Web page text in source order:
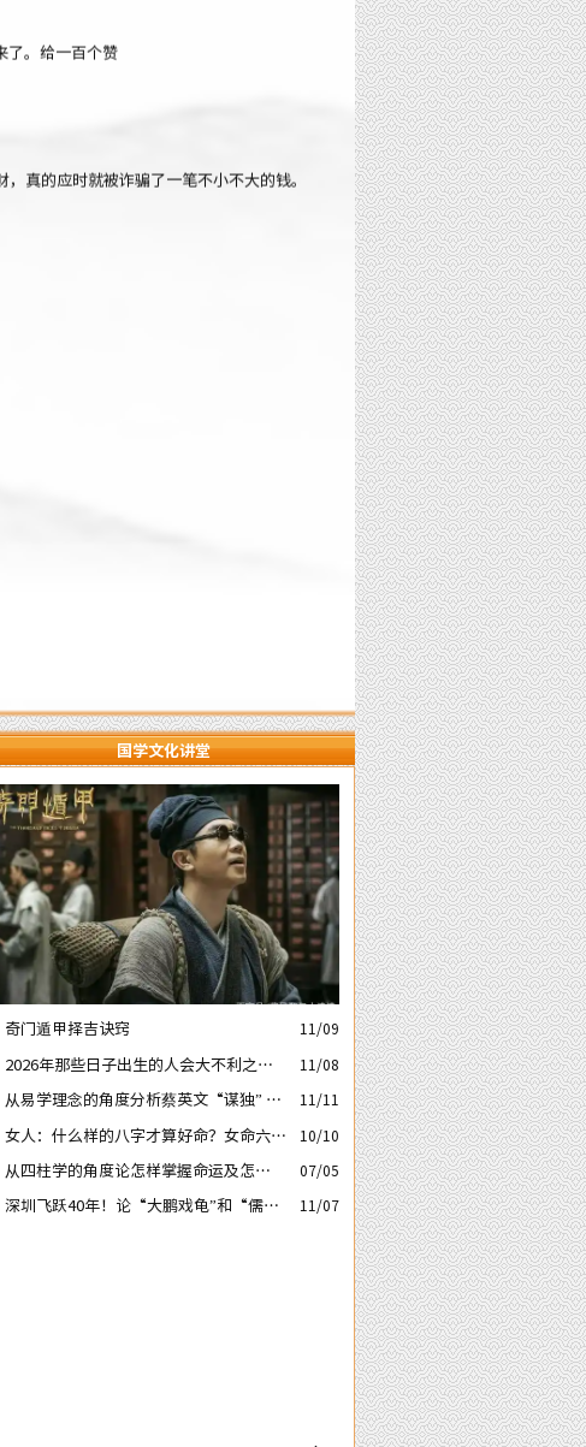
真的应时就被诈骗了一笔不小不大的钱。
国学文化讲堂
奇门遁甲择吉诀窍 11/09
2026年那些日子出生的人会大不利之
四：‘庚子’ 日元
11/08
从易学理念的角度分析蔡英文“谋独” 之
路还能走多远？
11/11
女人：什么样的八字才算好命？女命六十
10/10
​从四柱学的角度论怎样掌握命运及怎样正
07/05
深圳飞跃40年！论“大鹏戏龟”和“儒子
11/07